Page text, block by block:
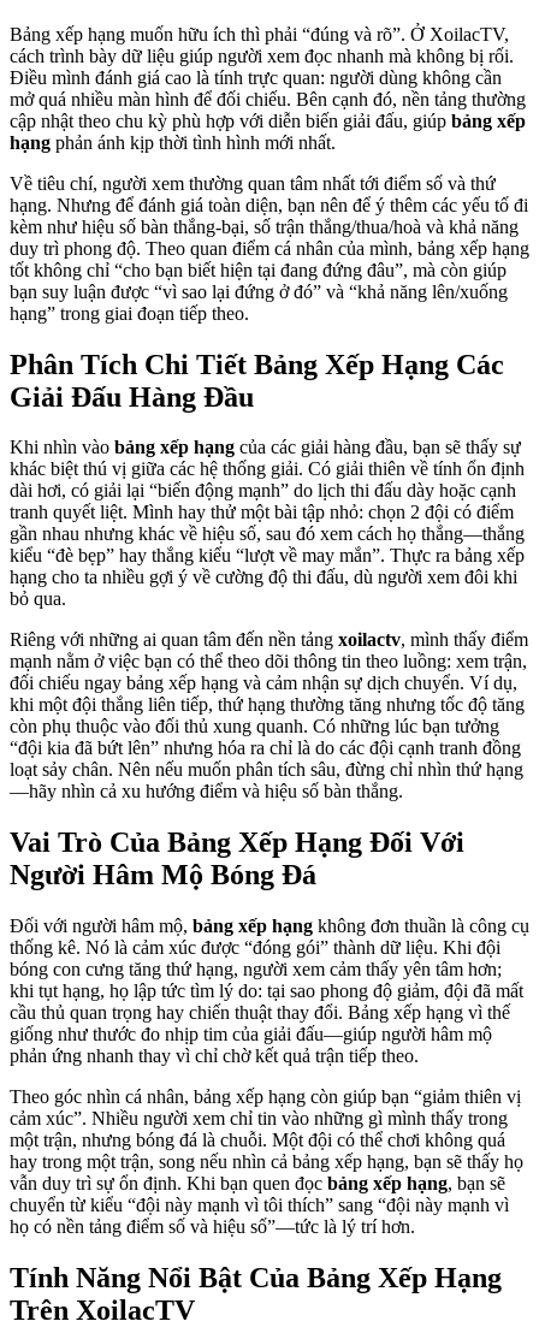
Bảng xếp hạng muốn hữu ích thì phải “đúng và rõ”. Ở XoilacTV,
cách trình bày dữ liệu giúp người xem đọc nhanh mà không bị rối.
Điều mình đánh giá cao là tính trực quan: người dùng không cần
mở quá nhiều màn hình để đối chiếu. Bên cạnh đó, nền tảng thường
cập nhật theo chu kỳ phù hợp với diễn biến giải đấu, giúp bảng xếp
hạng phản ánh kịp thời tình hình mới nhất.
Về tiêu chí, người xem thường quan tâm nhất tới điểm số và thứ
hạng. Nhưng để đánh giá toàn diện, bạn nên để ý thêm các yếu tố đi
kèm như hiệu số bàn thắng-bại, số trận thắng/thua/hoà và khả năng
duy trì phong độ. Theo quan điểm cá nhân của mình, bảng xếp hạng
tốt không chỉ “cho bạn biết hiện tại đang đứng đâu”, mà còn giúp
bạn suy luận được “vì sao lại đứng ở đó” và “khả năng lên/xuống
hạng” trong giai đoạn tiếp theo.
Phân Tích Chi Tiết Bảng Xếp Hạng Các
Giải Đấu Hàng Đầu
Khi nhìn vào bảng xếp hạng của các giải hàng đầu, bạn sẽ thấy sự
khác biệt thú vị giữa các hệ thống giải. Có giải thiên về tính ổn định
dài hơi, có giải lại “biến động mạnh” do lịch thi đấu dày hoặc cạnh
tranh quyết liệt. Mình hay thử một bài tập nhỏ: chọn 2 đội có điểm
gần nhau nhưng khác về hiệu số, sau đó xem cách họ thắng—thắng
kiểu “đè bẹp” hay thắng kiểu “lượt về may mắn”. Thực ra bảng xếp
hạng cho ta nhiều gợi ý về cường độ thi đấu, dù người xem đôi khi
bỏ qua.
Riêng với những ai quan tâm đến nền tảng xoilactv, mình thấy điểm
mạnh nằm ở việc bạn có thể theo dõi thông tin theo luồng: xem trận,
đối chiếu ngay bảng xếp hạng và cảm nhận sự dịch chuyển. Ví dụ,
khi một đội thắng liên tiếp, thứ hạng thường tăng nhưng tốc độ tăng
còn phụ thuộc vào đối thủ xung quanh. Có những lúc bạn tưởng
“đội kia đã bứt lên” nhưng hóa ra chỉ là do các đội cạnh tranh đồng
loạt sảy chân. Nên nếu muốn phân tích sâu, đừng chỉ nhìn thứ hạng
—hãy nhìn cả xu hướng điểm và hiệu số bàn thắng.
Vai Trò Của Bảng Xếp Hạng Đối Với
Người Hâm Mộ Bóng Đá
Đối với người hâm mộ, bảng xếp hạng không đơn thuần là công cụ
thống kê. Nó là cảm xúc được “đóng gói” thành dữ liệu. Khi đội
bóng con cưng tăng thứ hạng, người xem cảm thấy yên tâm hơn;
khi tụt hạng, họ lập tức tìm lý do: tại sao phong độ giảm, đội đã mất
cầu thủ quan trọng hay chiến thuật thay đổi. Bảng xếp hạng vì thế
giống như thước đo nhịp tim của giải đấu—giúp người hâm mộ
phản ứng nhanh thay vì chỉ chờ kết quả trận tiếp theo.
Theo góc nhìn cá nhân, bảng xếp hạng còn giúp bạn “giảm thiên vị
cảm xúc”. Nhiều người xem chỉ tin vào những gì mình thấy trong
một trận, nhưng bóng đá là chuỗi. Một đội có thể chơi không quá
hay trong một trận, song nếu nhìn cả bảng xếp hạng, bạn sẽ thấy họ
vẫn duy trì sự ổn định. Khi bạn quen đọc bảng xếp hạng, bạn sẽ
chuyển từ kiểu “đội này mạnh vì tôi thích” sang “đội này mạnh vì
họ có nền tảng điểm số và hiệu số”—tức là lý trí hơn.
Tính Năng Nổi Bật Của Bảng Xếp Hạng
Trên XoilacTV